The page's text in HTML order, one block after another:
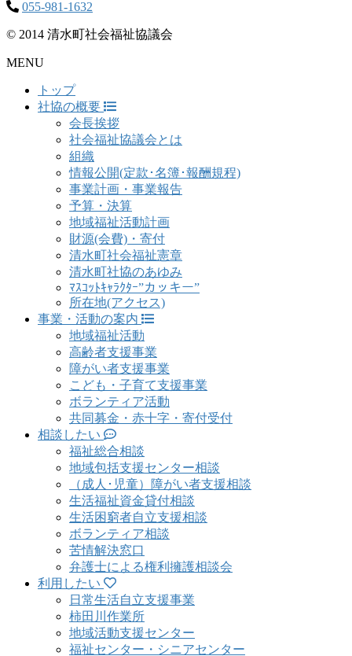
055-981-1632
© 2014 清水町社会福祉協議会
MENU
トップ
社協の概要
会長挨拶
社会福祉協議会とは
組織
情報公開(定款･名簿･報酬規程)
事業計画・事業報告
予算・決算
地域福祉活動計画
財源(会費)・寄付
清水町社会福祉憲章
清水町社協のあゆみ
ﾏｽｺｯﾄｷｬﾗｸﾀｰ”カッキー”
所在地(アクセス)
事業・活動の案内
地域福祉活動
高齢者支援事業
障がい者支援事業
こども・子育て支援事業
ボランティア活動
共同募金・赤十字・寄付受付
相談したい
福祉総合相談
地域包括支援センター相談
（成人･児童）障がい者支援相談
生活福祉資金貸付相談
生活困窮者自立支援相談
ボランティア相談
苦情解決窓口
弁護士による権利擁護相談会
利用したい
日常生活自立支援事業
柿田川作業所
地域活動支援センター
福祉センター・シニアセンター